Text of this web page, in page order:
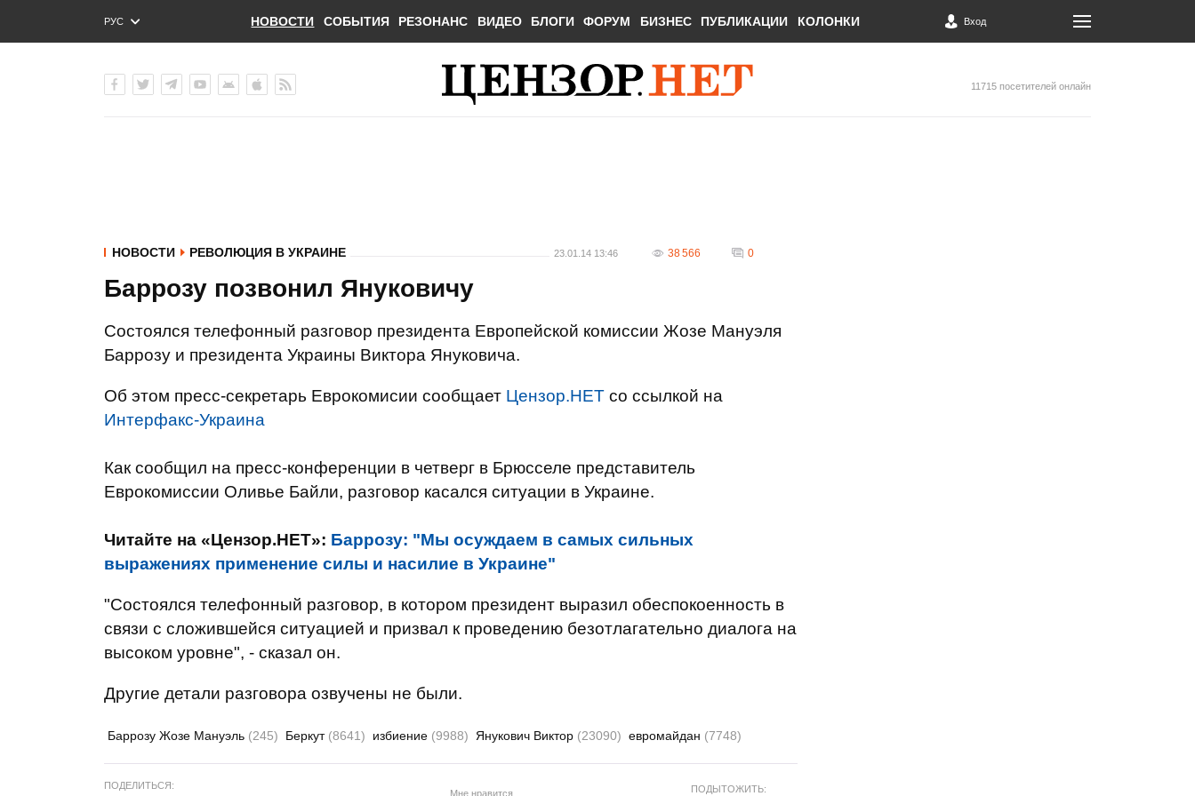
РУС
ENG
НОВОСТИ СОБЫТИЯ РЕЗОНАНС ВИДЕО БЛОГИ ФОРУМ БИЗНЕС ПУБЛИКАЦИИ КОЛОНКИ Вход
11715 посетителей онлайн
НОВОСТИ РЕВОЛЮЦИЯ В УКРАИНЕ 23.01.14 13:46 38 566 0
Баррозу позвонил Януковичу
Состоялся телефонный разговор президента Европейской комиссии Жозе Мануэля
Баррозу и президента Украины Виктора Януковича.
Об этом пресс-секретарь Еврокомисии сообщает Цензор.НЕТ со ссылкой на
Интерфакс-Украина
Как сообщил на пресс-конференции в четверг в Брюсселе представитель
Еврокомиссии Оливье Байли, разговор касался ситуации в Украине.
Читайте на «Цензор.НЕТ»: Баррозу: "Мы осуждаем в самых сильных
выражениях применение силы и насилие в Украине"
"Состоялся телефонный разговор, в котором президент выразил обеспокоенность в
связи с сложившейся ситуацией и призвал к проведению безотлагательно диалога на
высоком уровне", - сказал он.
Другие детали разговора озвучены не были.
Баррозу Жозе Мануэль (245) Беркут (8641) избиение (9988) Янукович Виктор (23090) евромайдан (7748)
ПОДЕЛИТЬСЯ:
Мне нравится ПОДЫТОЖИТЬ: